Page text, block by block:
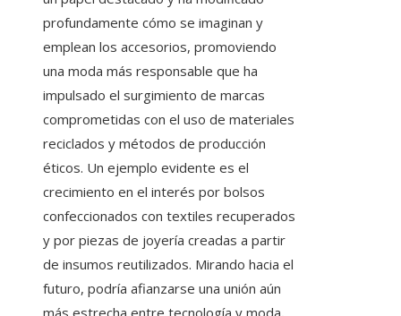
profundamente cómo se imaginan y
emplean los accesorios, promoviendo
una moda más responsable que ha
impulsado el surgimiento de marcas
comprometidas con el uso de materiales
reciclados y métodos de producción
éticos. Un ejemplo evidente es el
crecimiento en el interés por bolsos
confeccionados con textiles recuperados
y por piezas de joyería creadas a partir
de insumos reutilizados. Mirando hacia el
futuro, podría afianzarse una unión aún